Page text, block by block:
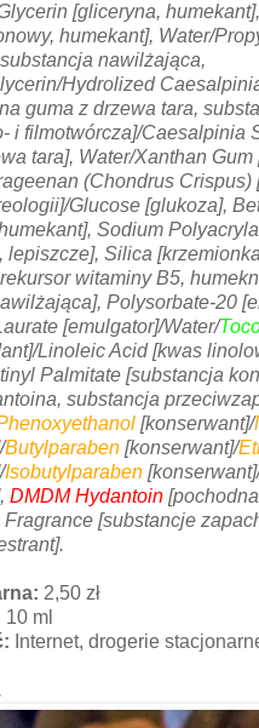
[gliceryna, humekant],
humekant], Water/
nawilżająca,
Hydrolized
guma z drzewa tara,
i filmotwórcza]/Caesalpinia
tara], Water/Xanthan Gum
(Chondrus Crispus)
Glucose [glukoza],
Sodium
lepiszcze], Silica
witaminy B5,
Polysorbate-20
[emulgator]/Water/
Linoleic Acid [kwas
Palmitate [substancja
substancja
[konserwant]/
/Butylparaben [konserwant]/
/Isobutylparaben [konserwant]
, DMDM Hydantoin
Fragrance [substancje
2,50 zł
10 ml
Internet, drogerie